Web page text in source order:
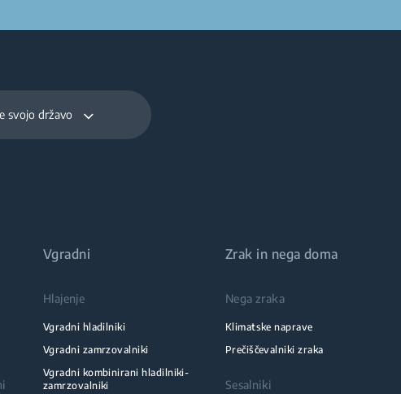
svojo državo
Vgradni
Hlajenje
Vgradni hladilniki
Vgradni zamrzovalniki
Vgradni kombinirani hladilniki-
zamrzovalniki
Zrak in nega doma
Nega zraka
Klimatske naprave
Prečiščevalniki zraka
Sesalniki